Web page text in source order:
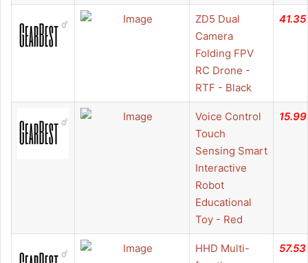
ZD5 Dual
Camera
Folding FPV
RC Drone -
RTF - Black
41.35
Voice Control
Touch
Sensing Smart
Interactive
Robot
Educational
Toy - Red
15.99
HHD Multi-
57.53